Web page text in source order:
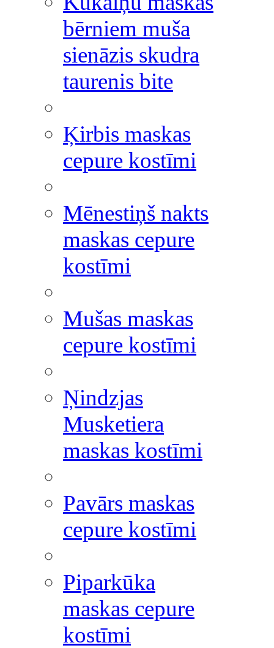
bērniem muša
sienāzis skudra
taurenis bite
Ķirbis maskas
cepure kostīmi
Mēnestiņš nakts
maskas cepure
kostīmi
Mušas maskas
cepure kostīmi
Ņindzjas
Musketiera
maskas kostīmi
Pavārs maskas
cepure kostīmi
Piparkūka
maskas cepure
kostīmi